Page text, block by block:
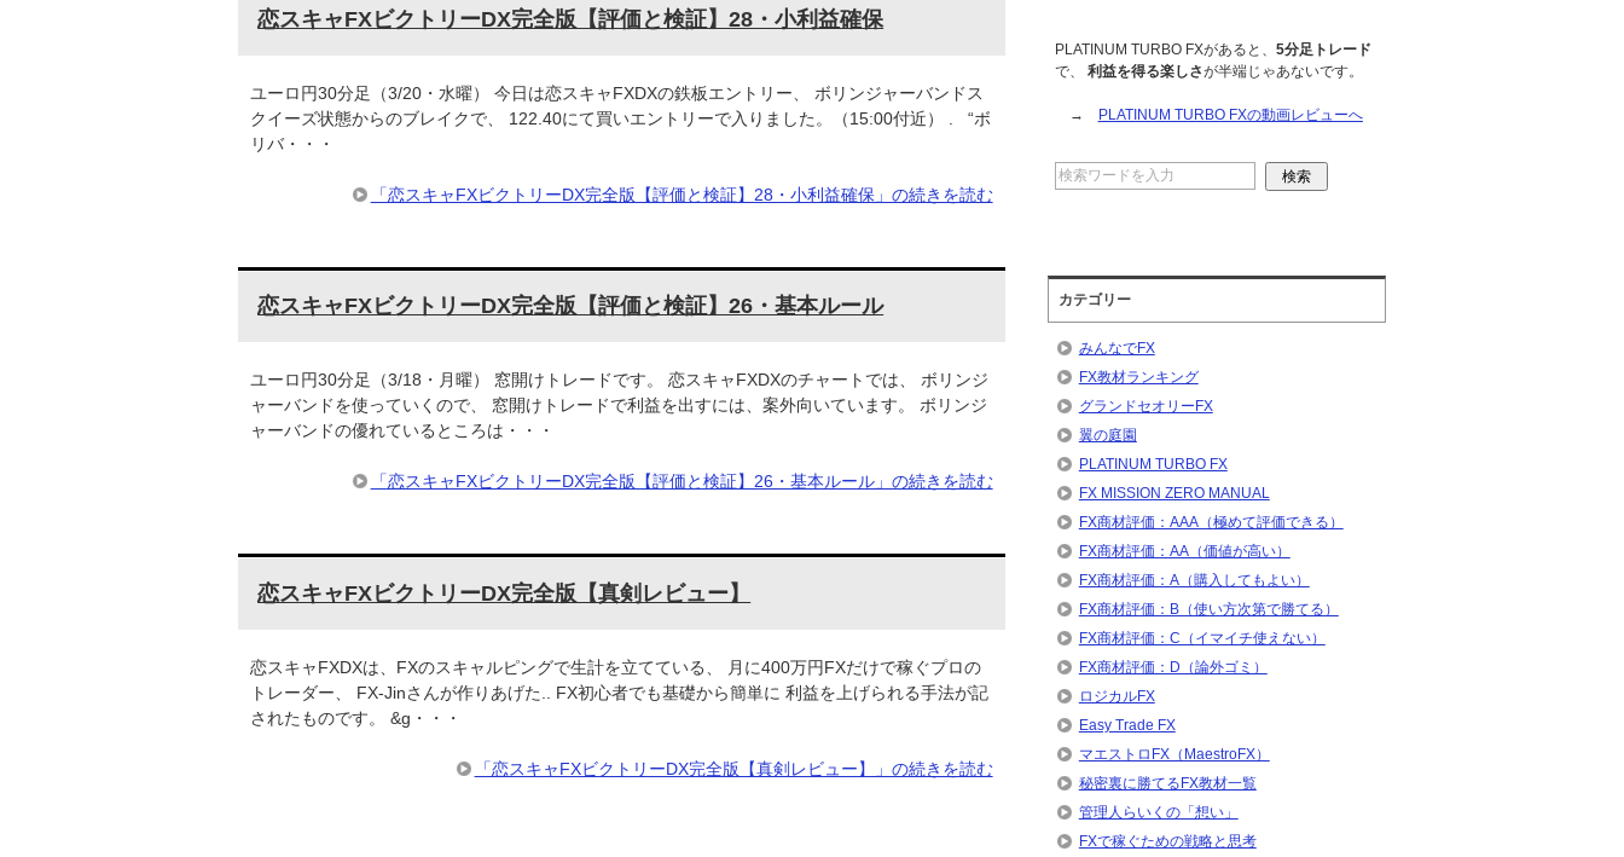
恋スキャFXビクトリーDX完全版【評価と検証】28・小利益確保
ユーロ円30分足（3/20・水曜） 今日は恋スキャFXDXの鉄板エントリー、 ボリンジャーバンドス
クイーズ状態からのブレイクで、 122.40にて買いエントリーで入りました。（15:00付近） . “ボ
リバ・・・
「恋スキャFXビクトリーDX完全版【評価と検証】28・小利益確保」の続きを読む
恋スキャFXビクトリーDX完全版【評価と検証】26・基本ルール
ユーロ円30分足（3/18・月曜） 窓開けトレードです。 恋スキャFXDXのチャートでは、 ボリンジ
ャーバンドを使っていくので、 窓開けトレードで利益を出すには、案外向いています。 ボリンジ
ャーバンドの優れているところは・・・
「恋スキャFXビクトリーDX完全版【評価と検証】26・基本ルール」の続きを読む
恋スキャFXビクトリーDX完全版【真剣レビュー】
恋スキャFXDXは、FXのスキャルピングで生計を立てている、 月に400万円FXだけで稼ぐプロの
トレーダー、 FX-Jinさんが作りあげた.. FX初心者でも基礎から簡単に 利益を上げられる手法が記
されたものです。 &g・・・
「恋スキャFXビクトリーDX完全版【真剣レビュー】」の続きを読む
PLATINUM TURBO FXがあると、 5分足トレード
で、 利益を得る楽しさが半端じゃあないです。
→ PLATINUM TURBO FXの動画レビューへ
カテゴリー
みんなでFX
FX教材ランキング
グランドセオリーFX
翼の庭園
PLATINUM TURBO FX
FX MISSION ZERO MANUAL
FX商材評価：AAA（極めて評価できる）
FX商材評価：AA（価値が高い）
FX商材評価：A（購入してもよい）
FX商材評価：B（使い方次第で勝てる）
FX商材評価：C（イマイチ使えない）
FX商材評価：D（論外ゴミ）
ロジカルFX
Easy Trade FX
マエストロFX（MaestroFX）
秘密裏に勝てるFX教材一覧
管理人らいくの「想い」
FXで稼ぐための戦略と思考